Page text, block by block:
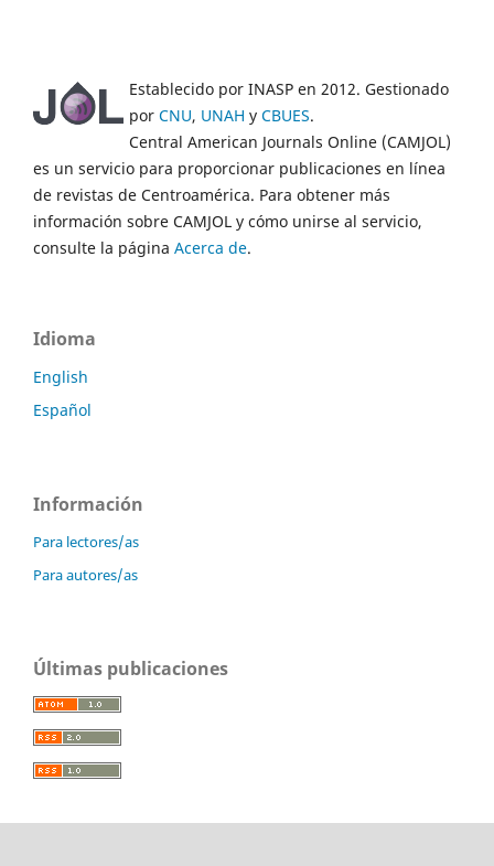
Establecido por INASP en 2012. Gestionado
por CNU, UNAH y CBUES.
Central American Journals Online (CAMJOL)
es un servicio para proporcionar publicaciones en línea
de revistas de Centroamérica. Para obtener más
información sobre CAMJOL y cómo unirse al servicio,
consulte la página Acerca de.
Idioma
English
Español
Información
Para lectores/as
Para autores/as
Últimas publicaciones